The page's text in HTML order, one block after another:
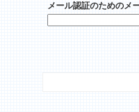
メール認証のためのメ